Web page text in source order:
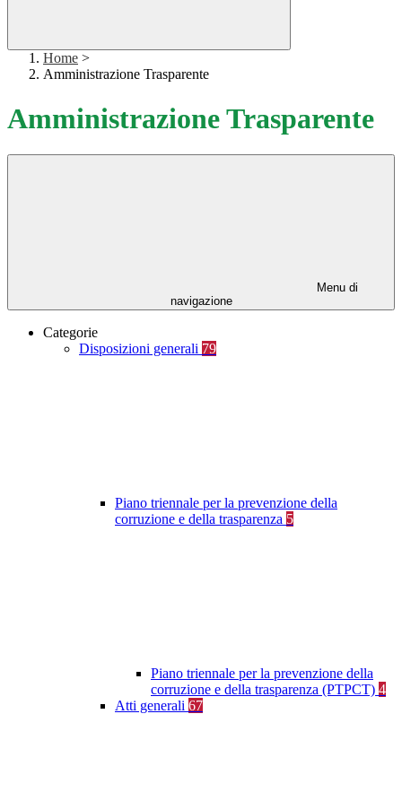
Home >
Amministrazione Trasparente
Amministrazione Trasparente
Menu di
navigazione
Categorie
Disposizioni generali 79
Piano triennale per la prevenzione della
corruzione e della trasparenza 5
Piano triennale per la prevenzione della
corruzione e della trasparenza (PTPCT) 4
Atti generali 67